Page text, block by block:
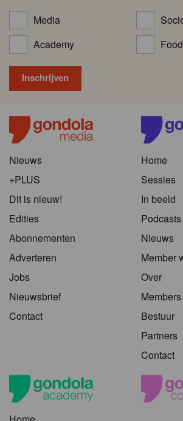
Media
Academy
Nieuws
+PLUS
Dit is nieuw!
Edities
Abonnementen
Adverteren
Jobs
Nieuwsbrief
Contact
Home
Sessies
In beeld
Podcasts
Nieuws
Member
Over
Members
Bestuur
Partners
Contact